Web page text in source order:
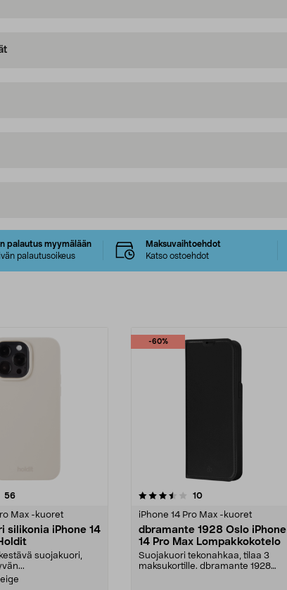
palautus myymälään
palautusoikeus
Maksuvaihtoehdot
Katso ostoehdot
56arvostelut
Max -kuoret
silikonia iPhone 14
suojakuori,
-60%
viidestä
10arvostelut
iPhone 14 Pro Max -kuoret
dbramante 1928 Oslo iPhone
14 Pro Max Lompakkokotelo
Suojakuori tekonahkaa, tilaa 3
maksukortille. dbramante 1928
3.5 viidestä